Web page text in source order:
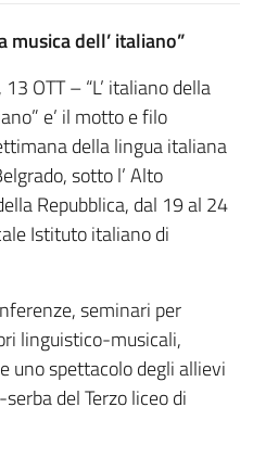
musica dell’ italiano”
OTT – “L’ italiano della
e’ il motto e filo
della lingua italiana
sotto l’ Alto
Repubblica, dal 19 al 24
Istituto italiano di
seminari per
linguistico-musicali,
uno spettacolo degli allievi
del Terzo liceo di